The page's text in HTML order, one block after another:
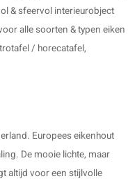
& sfeervol interieurobject
alle soorten & typen eiken
/ horecatafel,
Europees eikenhout
De mooie lichte, maar
altijd voor een stijlvolle